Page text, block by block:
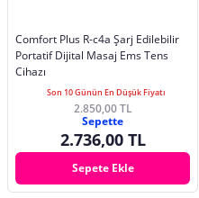
Comfort Plus R-c4a Şarj Edilebilir
Portatif Dijital Masaj Ems Tens
Cihazı
Son 10 Günün En Düşük Fiyatı
2.850,00 TL
Sepette
2.736,00 TL
Sepete Ekle